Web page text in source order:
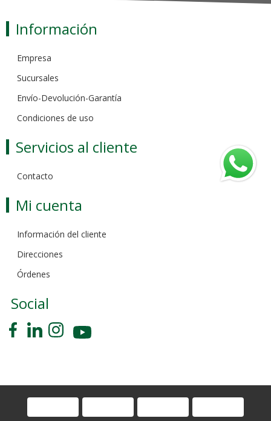
Información
Empresa
Sucursales
Envío-Devolución-Garantía
Condiciones de uso
Servicios al cliente
Contacto
Mi cuenta
Información del cliente
Direcciones
Órdenes
Social